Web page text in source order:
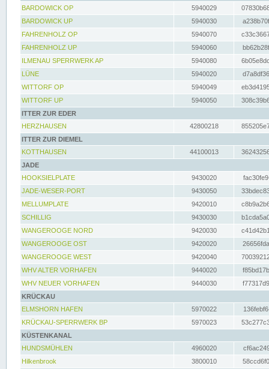
BARDOWICK OP
5940029
BARDOWICK UP
5940030
FAHRENHOLZ OP
5940070
FAHRENHOLZ UP
5940060
ILMENAU SPERRWERK AP
5940080
LÜNE
5940020
WITTORF OP
5940049
WITTORF UP
5940050
ITTER ZUR EDER
HERZHAUSEN
42800218
ITTER ZUR DIEMEL
KOTTHAUSEN
44100013
JADE
HOOKSIELPLATE
9430020
JADE-WESER-PORT
9430050
MELLUMPLATE
9420010
SCHILLIG
9430030
WANGEROOGE NORD
9420030
WANGEROOGE OST
9420020
WANGEROOGE WEST
9420040
WHV ALTER VORHAFEN
9440020
WHV NEUER VORHAFEN
9440030
KRÜCKAU
ELMSHORN HAFEN
5970022
KRÜCKAU-SPERRWERK BP
5970023
KÜSTENKANAL
HUNDSMÜHLEN
4960020
Hilkenbrook
3800010